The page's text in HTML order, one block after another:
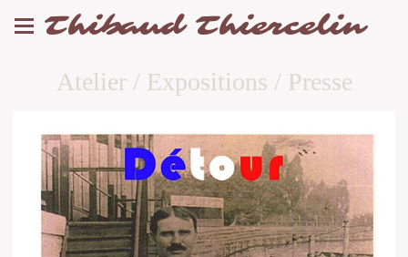
Thibaud Thiercelin
Atelier / Expositions / Presse